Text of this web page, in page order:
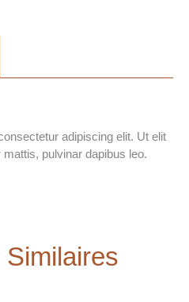
adipiscing elit. Ut elit
pulvinar dapibus leo.